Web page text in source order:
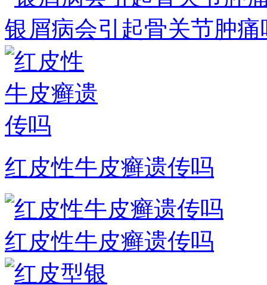
银屑病会引起骨关节肿痛
红皮性牛皮癣遗传吗
红皮性牛皮癣遗传吗